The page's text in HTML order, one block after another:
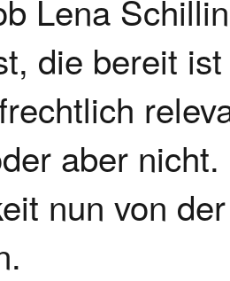
Lena
die bereit
aber
nun von